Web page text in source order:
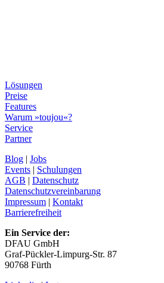
Lösungen
Preise
Features
Warum »toujou«?
Service
Partner
Blog | Jobs
Events | Schulungen
AGB | Datenschutz
Datenschutzvereinbarung
Impressum | Kontakt
Barrierefreiheit
Ein Service der:
DFAU GmbH
Graf-Pückler-Limpurg-Str. 87
90768 Fürth